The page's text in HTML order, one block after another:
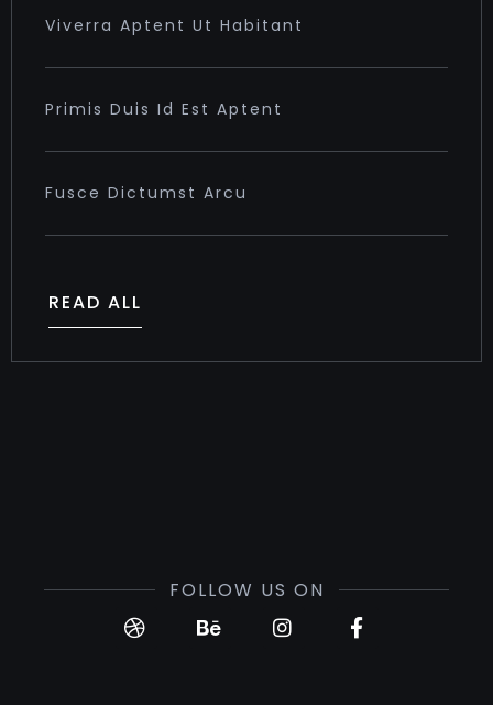
Viverra Aptent Ut Habitant
Primis Duis Id Est Aptent
Fusce Dictumst Arcu
READ ALL
FOLLOW US ON